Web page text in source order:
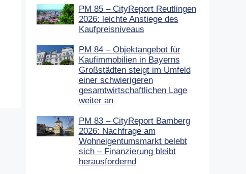
PM 85 – CityReport Reutlingen
2026: leichte Anstiege des
Kaufpreisniveaus
PM 84 – Objektangebot für
Kaufimmobilien in Bayerns
Großstädten steigt im Umfeld
einer schwierigeren
gesamtwirtschaftlichen Lage
weiter an
PM 83 – CityReport Bamberg
2026: Nachfrage am
Wohneigentumsmarkt belebt
sich – Finanzierung bleibt
herausfordernd